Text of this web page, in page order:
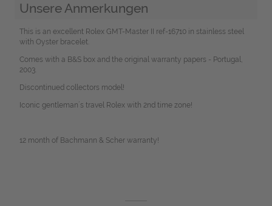
Unsere Anmerkungen
This is an excellent Rolex GMT-Master II ref-16710 in stainless steel
with Oyster bracelet.
Comes with a B&S box and the original warranty papers - Portugal,
2003.
Discontinued collectors model!
Iconic gentleman´s travel Rolex with 2nd time zone!
12 month of Bachmann & Scher warranty!